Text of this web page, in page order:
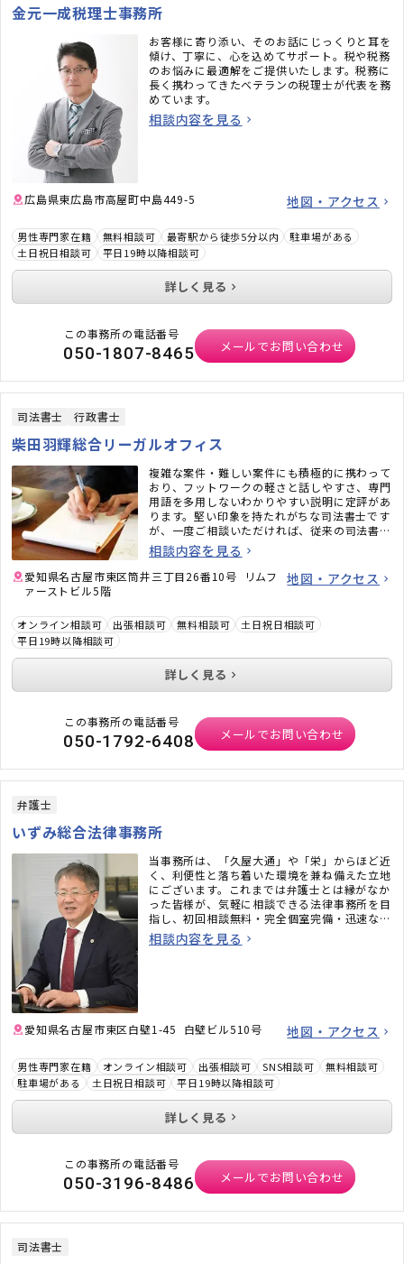
金元一成税理士事務所
お客様に寄り添い、そのお話にじっくりと耳を
傾け、丁寧に、心を込めてサポート。税や税務
のお悩みに最適解をご提供いたします。税務に
長く携わってきたベテランの税理士が代表を務
めています。
相談内容を見る
広島県東広島市高屋町中島449-5 地図・アクセス
男性専門家在籍 無料相談可 最寄駅から徒歩5分以内
駐車場がある
土日祝日相談可
平日19時以降相談可
詳しく見る
この事務所の電話番号
050-1807-8465 メールでお問い合わせ
司法書士 行政書士
柴田羽輝総合リーガルオフィス
複雑な案件・難しい案件にも積極的に携わって
おり、フットワークの軽さと話しやすさ、専門
用語を多用しないわかりやすい説明に定評があ
ります。堅い印象を持たれがちな司法書士です
が、一度ご相談いただければ、従来の司法書士
のイメージがガラッと変わるかと思います。ど
うぞお気軽にご相談ください。
相談内容を見る
愛知県名古屋市東区筒井三丁目26番10号 リムフ
ァーストビル5階
地図・アクセス
オンライン相談可 出張相談可 無料相談可
土日祝日相談可
平日19時以降相談可
詳しく見る
この事務所の電話番号
050-1792-6408 メールでお問い合わせ
弁護士
いずみ総合法律事務所
当事務所は、「久屋大通」や「栄」からほど近
く、利便性と落ち着いた環境を兼ね備えた立地
にございます。これまでは弁護士とは縁がなか
った皆様が、気軽に相談できる法律事務所を目
指し、初回相談無料・完全個室完備・迅速なメ
ール対応など、相談しやすい環境も整えていま
す。「弁護士に相談するべきかわからない」と
相談内容を見る
愛知県名古屋市東区白壁1-45 白壁ビル510号 地図・アクセス
男性専門家在籍 オンライン相談可 出張相談可 SNS相談可
無料相談可
駐車場がある
土日祝日相談可 平日19時以降相談可
詳しく見る
この事務所の電話番号
050-3196-8486 メールでお問い合わせ
司法書士